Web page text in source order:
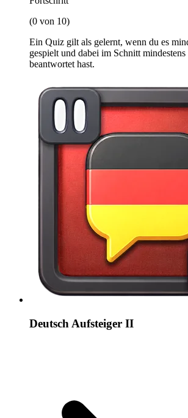
(0 von 10)
Ein Quiz gilt als gelernt, wenn du es
gespielt und dabei im Schnitt
beantwortet hast.
Deutsch Aufsteiger II